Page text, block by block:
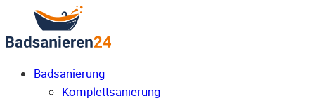
Badsanierung
Komplettsanierung